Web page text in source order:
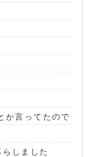
か言ってたので
しました